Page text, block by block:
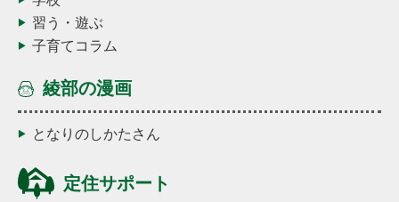
習う・遊ぶ
子育てコラム
綾部の漫画
となりのしかたさん
定住サポート